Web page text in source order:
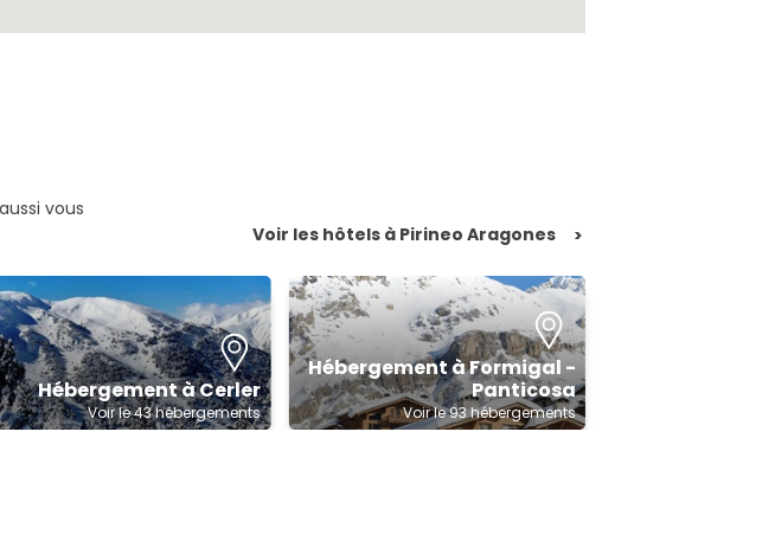
vous
Voir les hôtels à Pirineo Aragones >
Hébergement à Cerler
Voir le 43 hébergements
Hébergement à Formigal -
Panticosa
Voir le 93 hébergements